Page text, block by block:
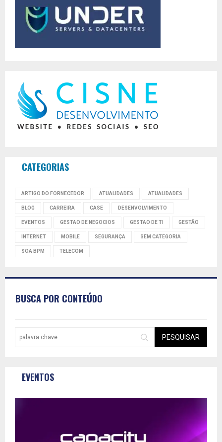
CATEGORIAS
ARTIGO DO FORNECEDOR ATUALIDADES ATUALIDADES
BLOG CARREIRA CASE DESENVOLVIMENTO
EVENTOS GESTAO DE NEGOCIOS GESTAO DE TI GESTÃO
INTERNET MOBILE SEGURANÇA SEM CATEGORIA
SOA BPM TELECOM
BUSCA POR CONTEÚDO
EVENTOS